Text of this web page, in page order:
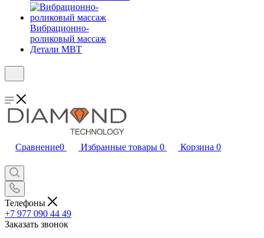
Вибрационно-
роликовый массаж
Детали MBT
Сравнение0 Избранные товары 0 Корзина 0
Телефоны
+7 977 090 44 49
Заказать звонок